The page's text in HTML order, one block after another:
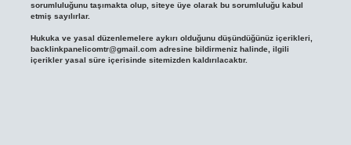
sorumluluğunu taşımakta olup, siteye üye olarak bu sorumluluğu kabul
etmiş sayılırlar.
Hukuka ve yasal düzenlemelere aykırı olduğunu düşündüğünüz içerikleri,
backlinkpanelicomtr@gmail.comadresine bildirmeniz halinde, ilgili
içerikler yasal süre içerisinde sitemizden kaldırılacaktır.